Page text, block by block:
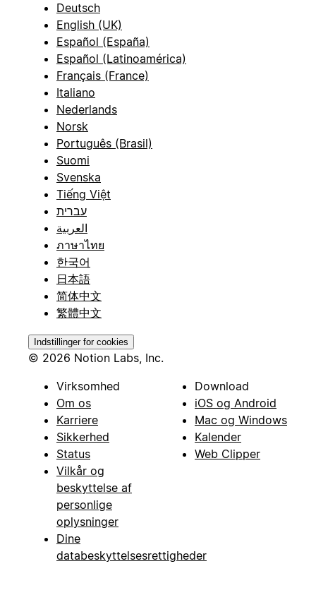
Deutsch
English (UK)
Español (España)
Español (Latinoamérica)
Français (France)
Italiano
Nederlands
Norsk
Português (Brasil)
Suomi
Svenska
Tiếng Việt
עברית
العربية
ภาษาไทย
한국어
日本語
简体中文
繁體中文
Indstillinger for cookies
© 2026 Notion Labs, Inc.
Virksomhed
Om os
Karriere
Sikkerhed
Status
Vilkår og
beskyttelse af
personlige
oplysninger
Dine
databeskyttelsesrettigheder
Download
iOS og Android
Mac og Windows
Kalender
Web Clipper